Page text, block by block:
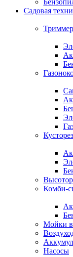
Садовая
Комби-
Мойки
Насосы